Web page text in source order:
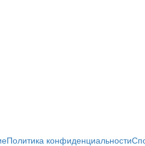
Политика конфиденциальности